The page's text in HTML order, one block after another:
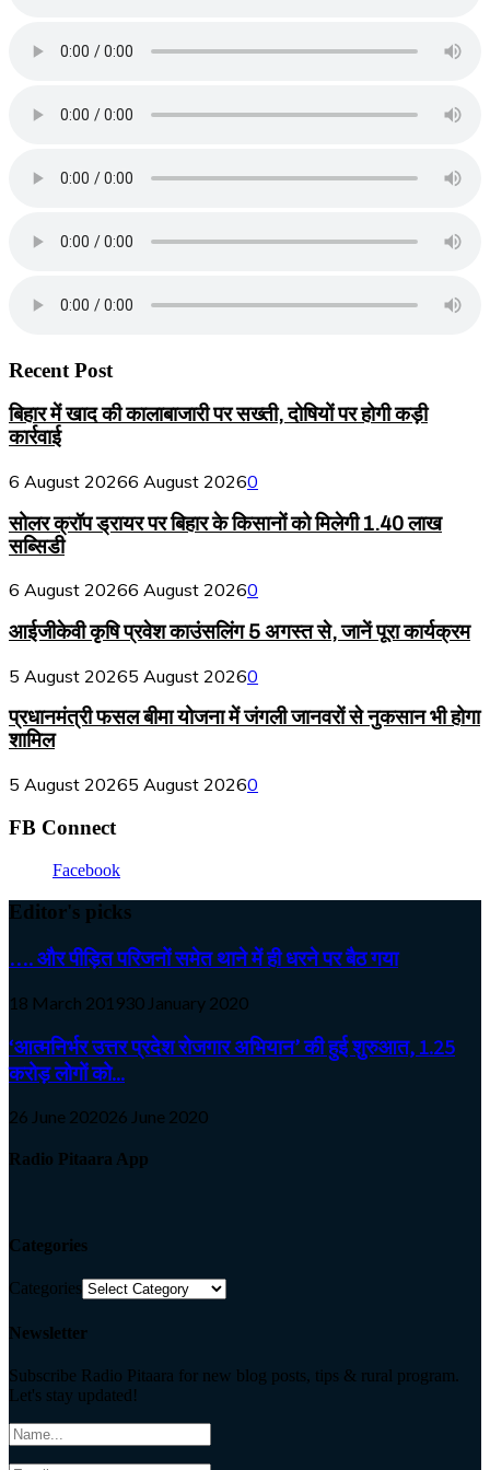
Recent Post
बिहार में खाद की कालाबाजारी पर सख्ती, दोषियों पर होगी कड़ी
कार्रवाई
6 August 20266 August 20260
सोलर क्रॉप ड्रायर पर बिहार के किसानों को मिलेगी 1.40 लाख
सब्सिडी
6 August 20266 August 20260
आईजीकेवी कृषि प्रवेश काउंसलिंग 5 अगस्त से, जानें पूरा कार्यक्रम
5 August 20265 August 20260
प्रधानमंत्री फसल बीमा योजना में जंगली जानवरों से नुकसान भी होगा
शामिल
5 August 20265 August 20260
FB Connect
Facebook
Editor's picks
…. और पीड़ित परिजनों समेत थाने में ही धरने पर बैठ गया
18 March 201930 January 2020
‘आत्मनिर्भर उत्तर प्रदेश रोजगार अभियान’ की हुई शुरुआत, 1.25
करोड़ लोगों को...
26 June 202026 June 2020
Radio Pitaara App
Categories
Categories
Newsletter
Subscribe Radio Pitaara for new blog posts, tips & rural program.
Let's stay updated!